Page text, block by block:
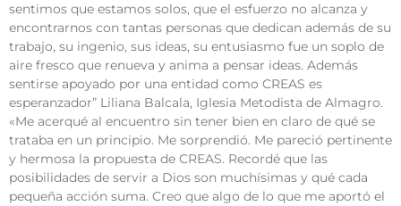
sentimos que estamos solos, que el esfuerzo no alcanza y
encontrarnos con tantas personas que dedican además de su
trabajo, su ingenio, sus ideas, su entusiasmo fue un soplo de
aire fresco que renueva y anima a pensar ideas. Además
sentirse apoyado por una entidad como CREAS es
esperanzador” Liliana Balcala, Iglesia Metodista de Almagro.
«Me acerqué al encuentro sin tener bien en claro de qué se
trataba en un principio. Me sorprendió. Me pareció pertinente
y hermosa la propuesta de CREAS. Recordé que las
posibilidades de servir a Dios son muchísimas y qué cada
pequeña acción suma. Creo que algo de lo que me aportó el